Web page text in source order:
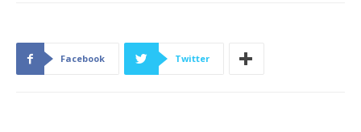
Facebook Twitter